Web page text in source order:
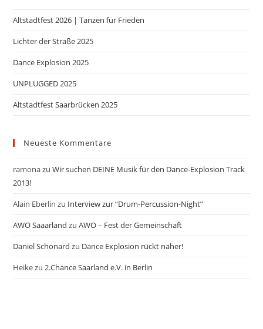
Altstadtfest 2026 | Tanzen für Frieden
Lichter der Straße 2025
Dance Explosion 2025
UNPLUGGED 2025
Altstadtfest Saarbrücken 2025
Neueste Kommentare
ramonazuWir suchen DEINE Musik für den Dance-Explosion Track
2013!
Alain Eberlin zu Interview zur “Drum-Percussion-Night”
AWO Saaarland zuAWO – Fest der Gemeinschaft
Daniel Schonard zu Dance Explosion rückt näher!
Heikezu2.Chance Saarland e.V. in Berlin